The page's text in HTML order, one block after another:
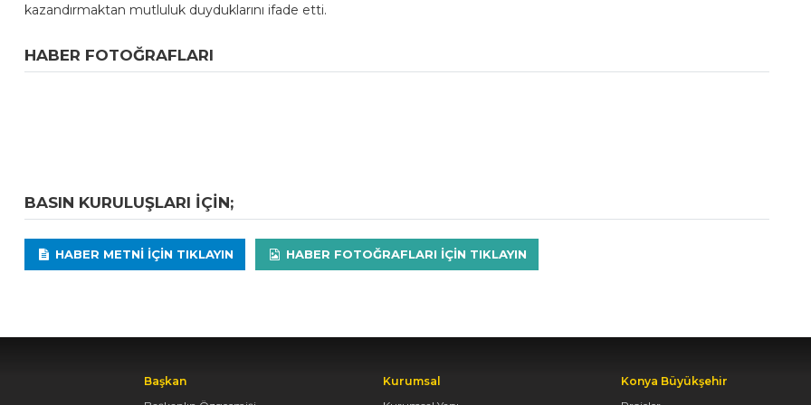
kazandırmaktan mutluluk duyduklarını ifade etti.
HABER FOTOĞRAFLARI
BASIN KURULUŞLARI IÇIN;
HABER METNI IÇIN TIKLAYIN HABER FOTOĞRAFLARI IÇIN TIKLAYIN
Başkan
Kurumsal
Konya Büyükşehir